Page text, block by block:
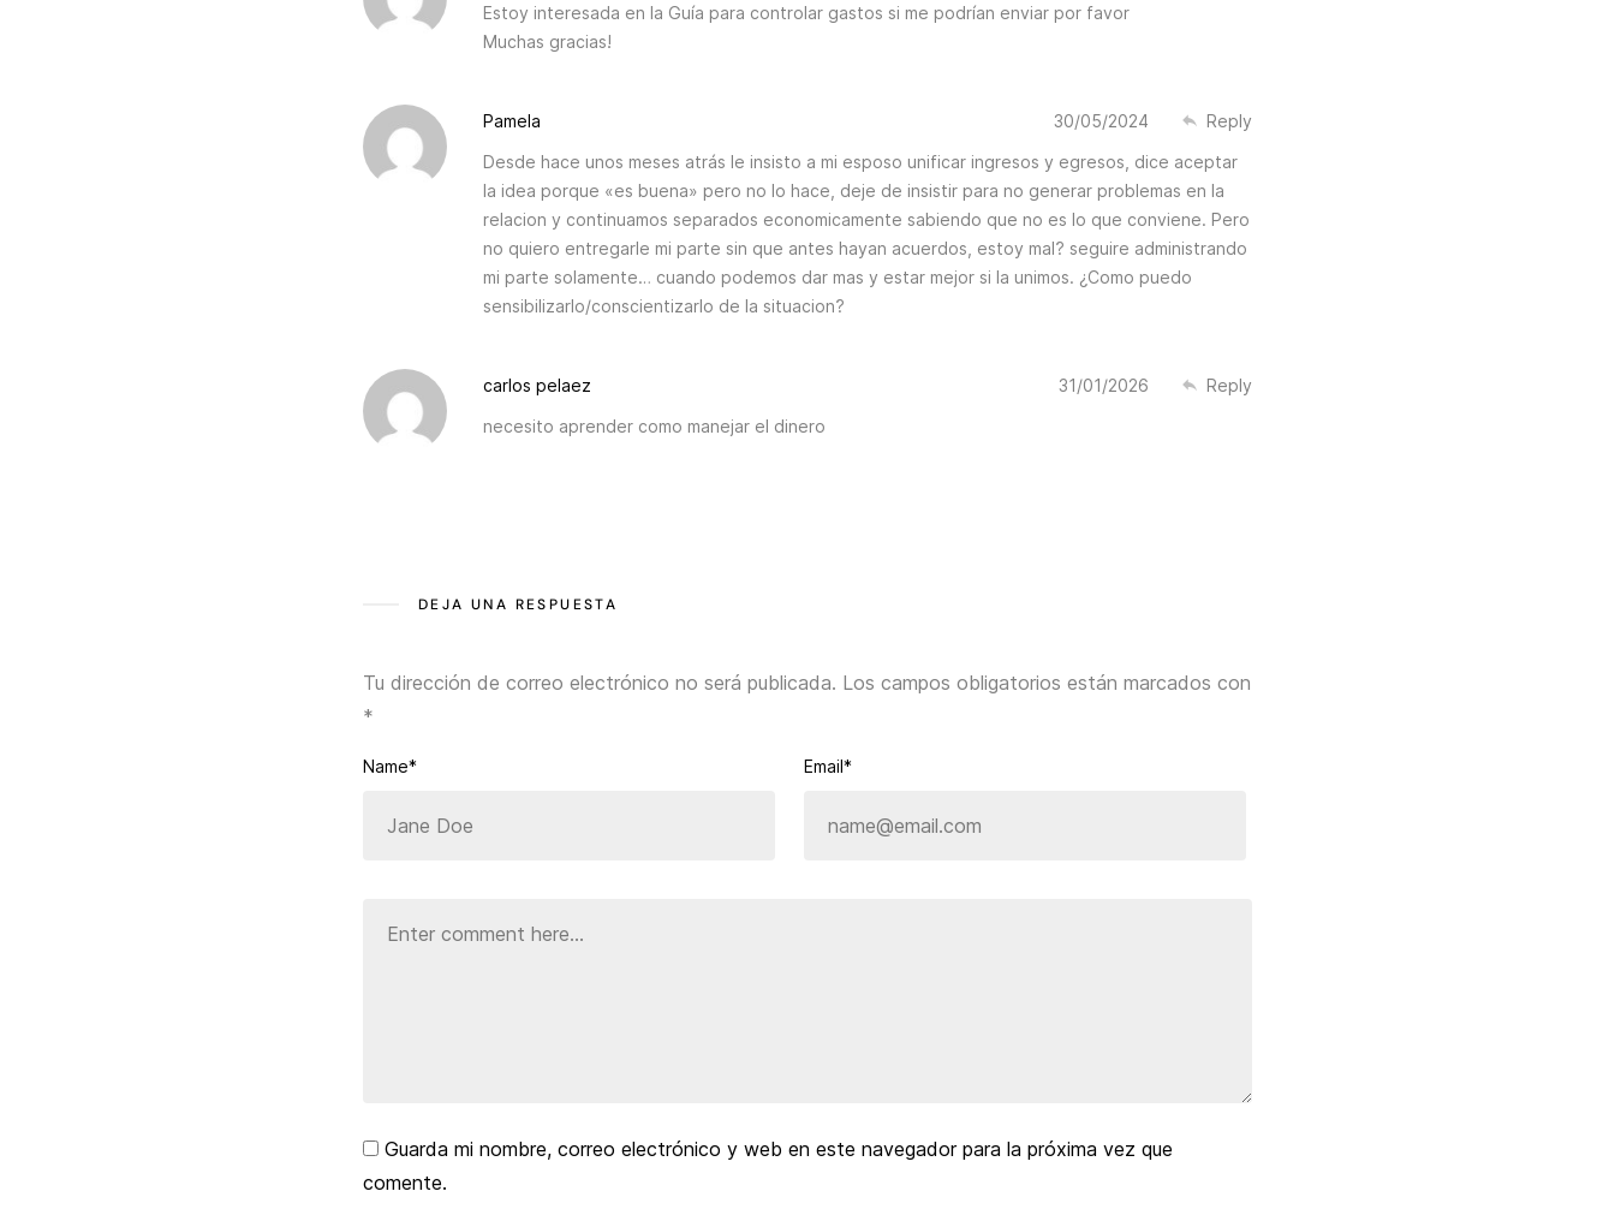
Estoy interesada en la Guía para controlar gastos si me podrían enviar por favor
Muchas gracias!
Pamela 30/05/2024
Reply
Desde hace unos meses atrás le insisto a mi esposo unificar ingresos y egresos, dice aceptar
la idea porque «es buena» pero no lo hace, deje de insistir para no generar problemas en la
relacion y continuamos separados economicamente sabiendo que no es lo que conviene. Pero
no quiero entregarle mi parte sin que antes hayan acuerdos, estoy mal? seguire administrando
mi parte solamente… cuando podemos dar mas y estar mejor si la unimos. ¿Como puedo
sensibilizarlo/conscientizarlo de la situacion?
carlos pelaez 31/01/2026
Reply
necesito aprender como manejar el dinero
DEJA UNA RESPUESTA
Tu dirección de correo electrónico no será publicada. Los campos obligatorios están marcados con
*
Name* Email*
Guarda mi nombre, correo electrónico y web en este navegador para la próxima vez que
comente.